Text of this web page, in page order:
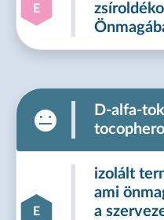
E
D-alfa-
E
izolált
ami
a